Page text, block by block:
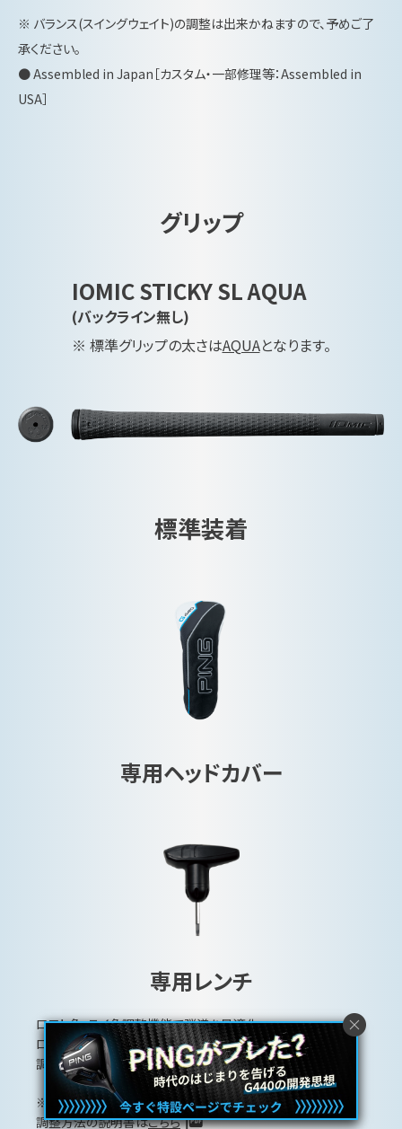
※ バランス(スイングウェイト)の調整は出来かねますので、予めご了
承ください。
● Assembled in Japan［カスタム・一部修理等：Assembled in
USA］
グリップ
IOMIC STICKY SL AQUA
(バックライン無し)
※ 標準グリップの太さはAQUAとなります。
標準装着
専用ヘッドカバー
専用レンチ
ロフト角・ライ角調整機能で弾道を最適化。
ロフト角は±1度、±1.5度、ライ角はスタンダード/フラットの
調整が可能。
※調整機能を搭載したすべてのシリーズで使用可能です。
調整方法の説明書はこちら